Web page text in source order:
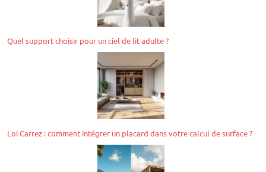
Quel support choisir pour un ciel de lit adulte ?
Loi Carrez : comment intégrer un placard dans votre calcul de surface ?